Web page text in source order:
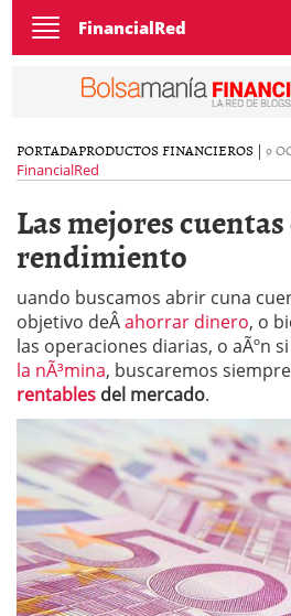
Toggle
navigation
FinancialRed
PORTADAPRODUCTOS FINANCIEROS | 9
FinancialRed
Las mejores
rendimiento
uando buscamos abrir cuna
objetivo deÂahorrar dinero, o
las operaciones diarias, o aÃºn
la nÃ³mina, buscaremos
rentables del mercado.